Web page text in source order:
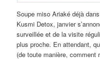
Soupe miso Ariaké déjà
Kusmi Detox, janvier
surveillée et de la visite
plus proche. En attendant,
(de toute manière, comment